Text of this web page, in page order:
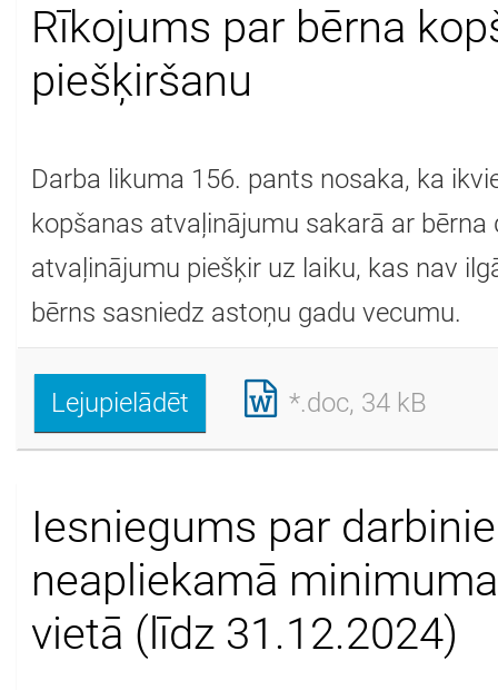
Rīkojums par bērna
piešķiršanu
Darba likuma 156. pants nosaka, ka
kopšanas atvaļinājumu sakarā ar
atvaļinājumu piešķir uz laiku, kas nav
bērns sasniedz astoņu gadu vecumu.
Lejupielādēt *.doc, 34 kB
Iesniegums par
neapliekamā
vietā (līdz 31.12.2024)